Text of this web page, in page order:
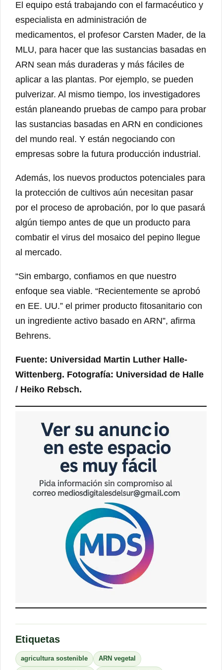
El equipo está trabajando con el farmacéutico y
especialista en administración de
medicamentos, el profesor Carsten Mader, de la
MLU, para hacer que las sustancias basadas en
ARN sean más duraderas y más fáciles de
aplicar a las plantas. Por ejemplo, se pueden
pulverizar. Al mismo tiempo, los investigadores
están planeando pruebas de campo para probar
las sustancias basadas en ARN en condiciones
del mundo real. Y están negociando con
empresas sobre la futura producción industrial.
Además, los nuevos productos potenciales para
la protección de cultivos aún necesitan pasar
por el proceso de aprobación, por lo que pasará
algún tiempo antes de que un producto para
combatir el virus del mosaico del pepino llegue
al mercado.
“Sin embargo, confiamos en que nuestro
enfoque sea viable. “Recientemente se aprobó
en EE. UU.” el primer producto fitosanitario con
un ingrediente activo basado en ARN”, afirma
Behrens.
Fuente: Universidad Martin Luther Halle-
Wittenberg. Fotografía: Universidad de Halle
/ Heiko Rebsch.
Etiquetas
agricultura sostenible ARN vegetal